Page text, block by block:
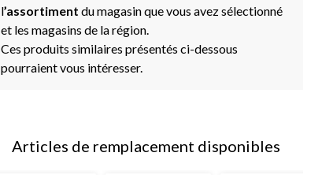
l’assortiment du magasin que vous avez sélectionné
et les magasins de la région.
Ces produits similaires présentés ci-dessous
pourraient vous intéresser.
Articles de remplacement disponibles